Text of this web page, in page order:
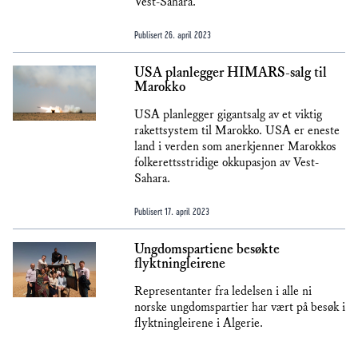
Publisert 26. april 2023
USA planlegger HIMARS-salg til
Marokko
USA planlegger gigantsalg av et viktig
rakettsystem til Marokko. USA er eneste
land i verden som anerkjenner Marokkos
folkerettsstridige okkupasjon av Vest-
Sahara.
Publisert 17. april 2023
Ungdomspartiene besøkte
flyktningleirene
Representanter fra ledelsen i alle ni
norske ungdomspartier har vært på besøk i
flyktningleirene i Algerie.